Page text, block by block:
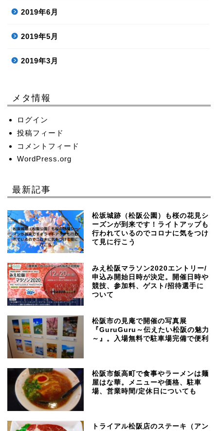
2019年6月
2019年5月
2019年3月
メタ情報
ログイン
投稿フィード
コメントフィード
WordPress.org
最新記事
松坂城跡（松阪公園）も桜の花見シ
ーズンが到来です！ライトアップも
行われているのでコロナに気をつけ
て見に行こう
みえ松阪マラソン2020エントリー/
申込み開始日時が決定。開催日時や
競技、参加料、ゲスト/招待選手に
ついて
松阪市の見庵で開催の写真展
『GuruGuru～伝えたい松阪の魅力
～』。入場無料で駐車場完備で便利
松阪市飯高町で食事やラーメンは麺
屋はな華。メニューや価格、駐車
場、営業時間/定休日についても
トライアル松阪店のステーキ（アン